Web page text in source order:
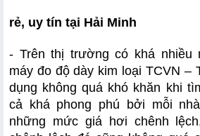
rẻ, uy tín tại Hải Minh
- Trên thị trường có khá nhiều
máy đo độ dày kim loại TCVN –
dụng không quá khó khăn khi
cả khá phong phú bởi mỗi
những mức giá hơi chênh